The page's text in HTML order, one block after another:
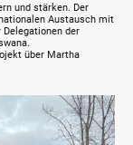
und stärken. Der
Austausch mit
der
über Martha